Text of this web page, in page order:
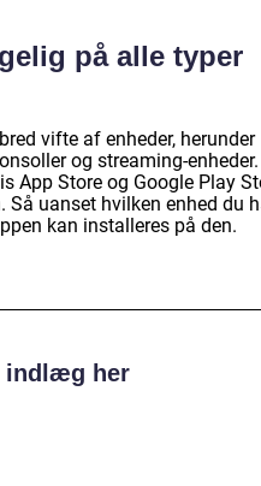
på alle typer
vifte af enheder, herunder
og streaming-enheder.
App Store og Google Play
uanset hvilken enhed du
kan installeres på den.
indlæg her